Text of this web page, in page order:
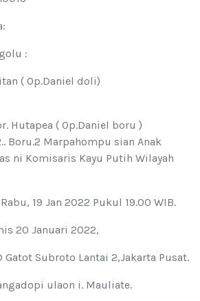
:
( Op.Daniel doli)
Hutapea ( Op.Daniel boru )
Boru.2 Marpahompu sian Anak
ni Komisaris Kayu Putih Wilayah
19 Jan 2022 Pukul 19.00 WIB.
20 Januari 2022,
Gatot Subroto Lantai 2,Jakarta Pusat.
ulaon i. Mauliate.